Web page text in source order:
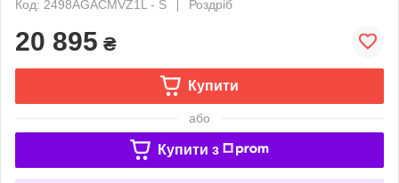
Код: 2498AGACMVZ1L - S
Роздріб
20 895 ₴
Купити
або
Купити з